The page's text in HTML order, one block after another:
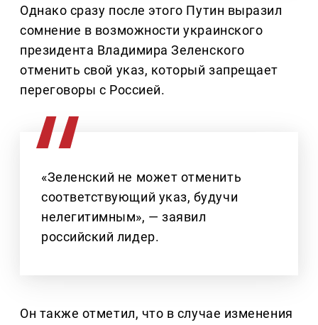
Однако сразу после этого Путин выразил
сомнение в возможности украинского
президента Владимира Зеленского
отменить свой указ, который запрещает
переговоры с Россией.
«Зеленский не может отменить
соответствующий указ, будучи
нелегитимным», — заявил
российский лидер.
Он также отметил, что в случае изменения